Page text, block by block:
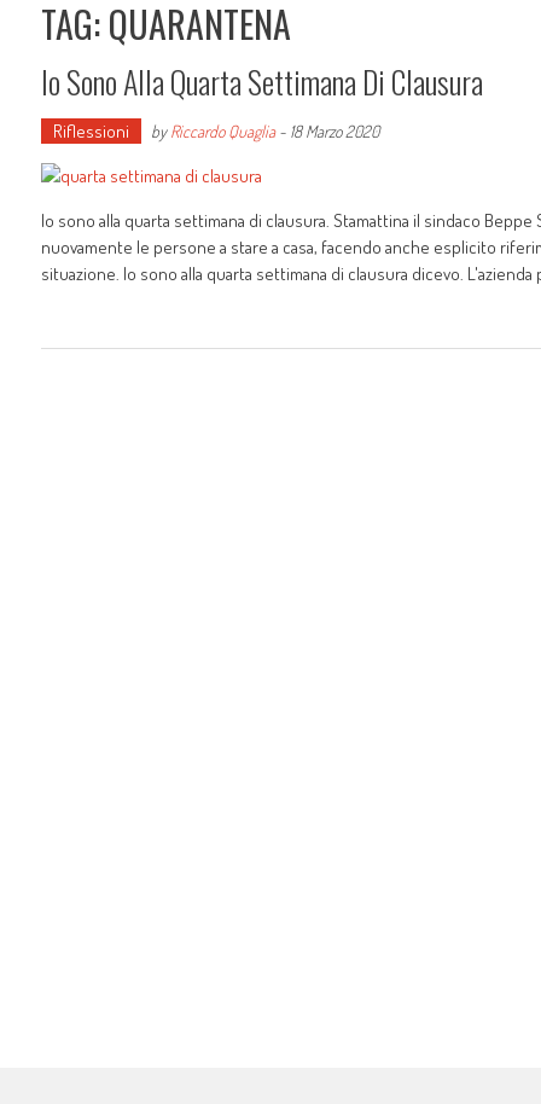
TAG: QUARANTENA
Io Sono Alla Quarta Settimana Di Clausura
Riflessioni byRiccardo Quaglia- 18 Marzo 2020
Io sono alla quarta settimana di clausura. Stamattina il sindaco
nuovamente le persone a stare a casa, facendo anche esplicito
situazione. Io sono alla quarta settimana di clausura dicevo. L'azienda